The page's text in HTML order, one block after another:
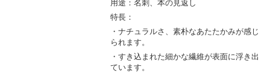
用途：名刺、本の見返し
特長：
・ナチュラルさ、素朴なあたたかみが感じ
られます。
・すき込まれた細かな繊維が表面に浮き出
ています。